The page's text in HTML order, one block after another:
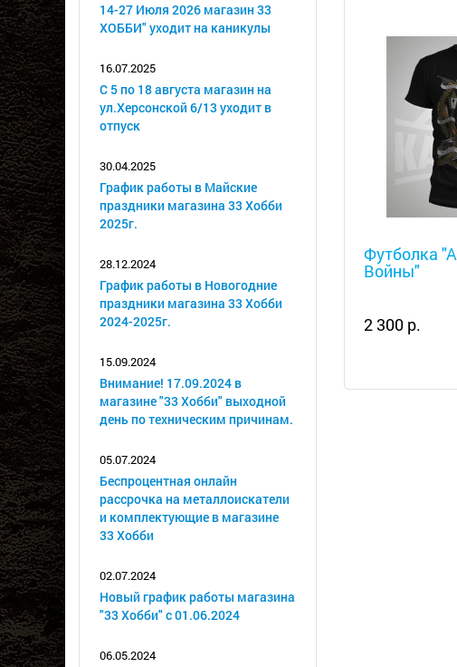
14-27 Июля 2026 магазин 33
ХОББИ" уходит на каникулы
16.07.2025
С 5 по 18 августа магазин на
ул.Херсонской 6/13 уходит в
отпуск
30.04.2025
График работы в Майские
праздники магазина 33 Хобби
2025г.
28.12.2024
График работы в Новогодние
праздники магазина 33 Хобби
2024-2025г.
15.09.2024
Внимание! 17.09.2024 в
магазине "33 Хобби" выходной
день по техническим причинам.
05.07.2024
Беспроцентная онлайн
рассрочка на металлоискатели
и комплектующие в магазине
33 Хобби
02.07.2024
Новый график работы магазина
"33 Хобби" с 01.06.2024
06.05.2024
Футболка
Войны"
2 300 р.